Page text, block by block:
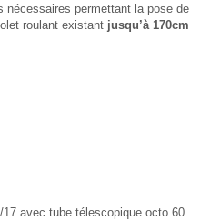
permettant la pose de
roulant existant jusqu’à 170cm
avec tube télescopique octo 60